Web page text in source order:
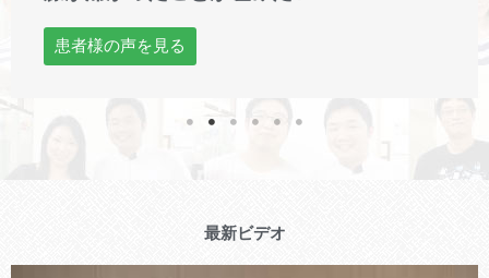
患者様の声を見る
最新ビデオ